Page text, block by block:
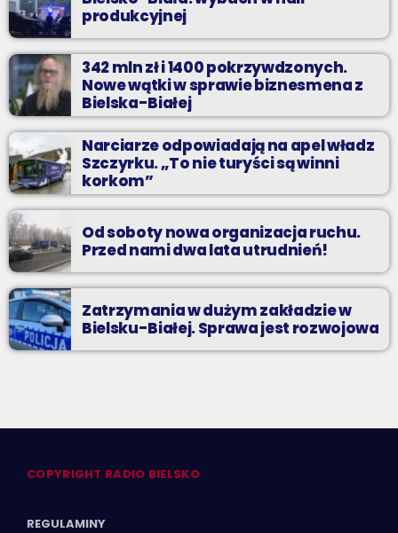
produkcyjnej
342 mln zł i 1400 pokrzywdzonych.
Nowe wątki w sprawie biznesmena z
Bielska-Białej
Narciarze odpowiadają na apel władz
Szczyrku. „To nie turyści są winni
korkom”
Od soboty nowa organizacja ruchu.
Przed nami dwa lata utrudnień!
Zatrzymania w dużym zakładzie w
Bielsku-Białej. Sprawa jest rozwojowa
COPYRIGHT RADIO BIELSKO
REGULAMINY